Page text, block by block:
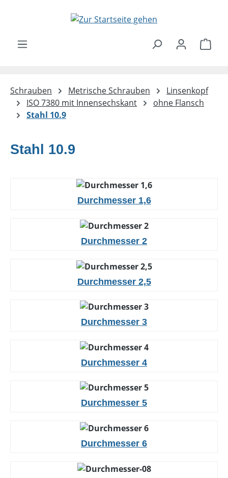
Zum Hauptinhalt springen
Schrauben Metrische Schrauben
Linsenkopf
ISO 7380 mit Innensechskant
ohne Flansch
Stahl 10.9
Stahl 10.9
Durchmesser 1,6
Durchmesser 2
Durchmesser 2,5
Durchmesser 3
Durchmesser 4
Durchmesser 5
Durchmesser 6